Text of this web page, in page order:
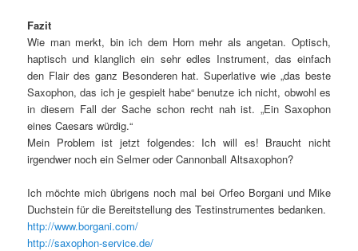
Fazit
Wie man merkt, bin ich dem Horn mehr als angetan. Optisch,
haptisch und klanglich ein sehr edles Instrument, das einfach
den Flair des ganz Besonderen hat. Superlative wie „das beste
Saxophon, das ich je gespielt habe“ benutze ich nicht, obwohl es
in diesem Fall der Sache schon recht nah ist. „Ein Saxophon
eines Caesars würdig.“
Mein Problem ist jetzt folgendes: Ich will es! Braucht nicht
irgendwer noch ein Selmer oder Cannonball Altsaxophon?
Ich möchte mich übrigens noch mal bei Orfeo Borgani und Mike
Duchstein für die Bereitstellung des Testinstrumentes bedanken.
http://www.borgani.com/
http://saxophon-service.de/